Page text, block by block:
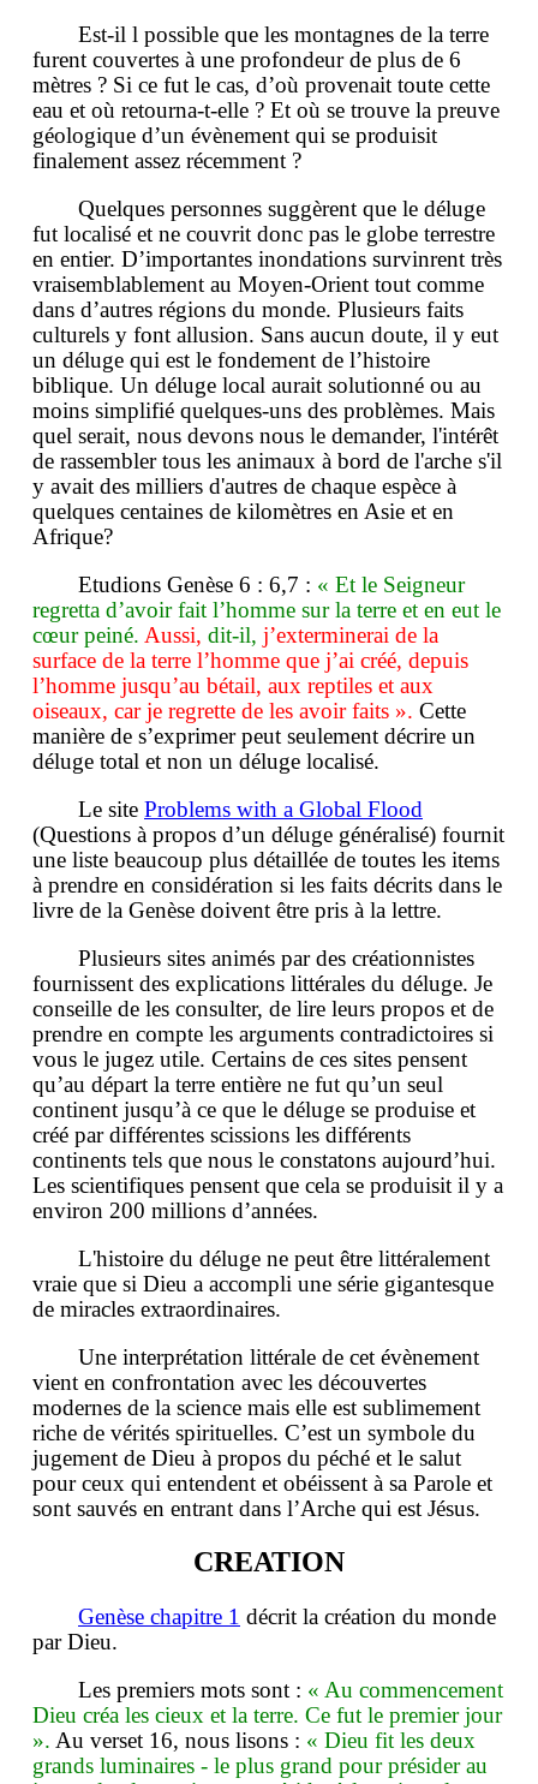
Est-il l possible que les montagnes de la terre
furent couvertes à une profondeur de plus de 6
mètres ? Si ce fut le cas, d’où provenait toute cette
eau et où retourna-t-elle ? Et où se trouve la preuve
géologique d’un évènement qui se produisit
finalement assez récemment ?
Quelques personnes suggèrent que le déluge
fut localisé et ne couvrit donc pas le globe terrestre
en entier. D’importantes inondations survinrent très
vraisemblablement au Moyen-Orient tout comme
dans d’autres régions du monde. Plusieurs faits
culturels y font allusion. Sans aucun doute, il y eut
un déluge qui est le fondement de l’histoire
biblique. Un déluge local aurait solutionné ou au
moins simplifié quelques-uns des problèmes. Mais
quel serait, nous devons nous le demander, l'intérêt
de rassembler tous les animaux à bord de l'arche s'il
y avait des milliers d'autres de chaque espèce à
quelques centaines de kilomètres en Asie et en
Afrique?
Etudions Genèse 6 : 6,7 : « Et le Seigneur
regretta d’avoir fait l’homme sur la terre et en eut le
cœur peiné. Aussi, dit-il, j’exterminerai de la
surface de la terre l’homme que j’ai créé, depuis
l’homme jusqu’au bétail, aux reptiles et aux
oiseaux, car je regrette de les avoir faits ». Cette
manière de s’exprimer peut seulement décrire un
déluge total et non un déluge localisé.
Le site Problems with a Global Flood
(Questions à propos d’un déluge généralisé) fournit
une liste beaucoup plus détaillée de toutes les items
à prendre en considération si les faits décrits dans le
livre de la Genèse doivent être pris à la lettre.
Plusieurs sites animés par des créationnistes
fournissent des explications littérales du déluge. Je
conseille de les consulter, de lire leurs propos et de
prendre en compte les arguments contradictoires si
vous le jugez utile. Certains de ces sites pensent
qu’au départ la terre entière ne fut qu’un seul
continent jusqu’à ce que le déluge se produise et
créé par différentes scissions les différents
continents tels que nous le constatons aujourd’hui.
Les scientifiques pensent que cela se produisit il y a
environ 200 millions d’années.
L'histoire du déluge ne peut être littéralement
vraie que si Dieu a accompli une série gigantesque
de miracles extraordinaires.
Une interprétation littérale de cet évènement
vient en confrontation avec les découvertes
modernes de la science mais elle est sublimement
riche de vérités spirituelles. C’est un symbole du
jugement de Dieu à propos du péché et le salut
pour ceux qui entendent et obéissent à sa Parole et
sont sauvés en entrant dans l’Arche qui est Jésus.
CREATION
Genèse chapitre 1 décrit la création du monde
par Dieu.
Les premiers mots sont : « Au commencement
Dieu créa les cieux et la terre. Ce fut le premier jour
». Au verset 16, nous lisons : « Dieu fit les deux
grands luminaires - le plus grand pour présider au